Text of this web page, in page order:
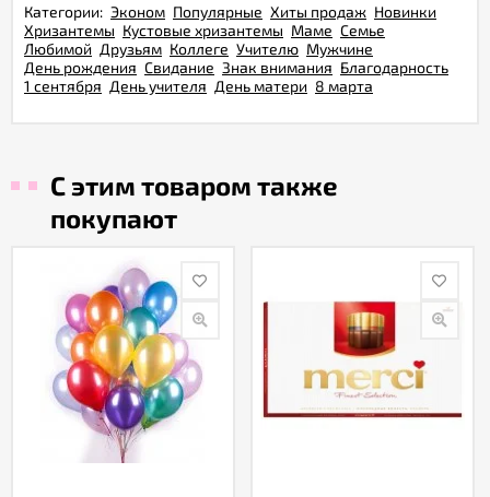
Категории: Эконом Популярные Хиты продаж Новинки
Хризантемы Кустовые хризантемы Маме Семье
Любимой Друзьям Коллеге Учителю Мужчине
День рождения Свидание Знак внимания Благодарность
1 сентября День учителя День матери 8 марта
С этим товаром также
покупают